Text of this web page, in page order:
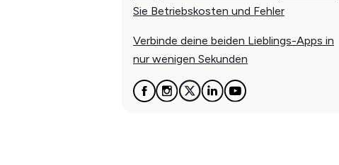
Sie Betriebskosten und Fehler
Verbinde deine beiden Lieblings-Apps in
nur wenigen Sekunden